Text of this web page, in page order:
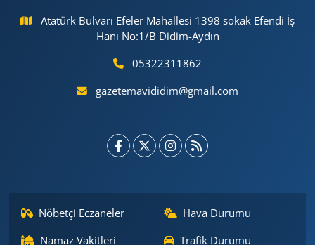
Atatürk Bulvarı Efeler Mahallesi 1398 sokak Efendi İş
Hanı No:1/B Didim-Aydın
05322311862
gazetemavididim@gmail.com
Nöbetçi Eczaneler
Hava Durumu
Namaz Vakitleri
Trafik Durumu